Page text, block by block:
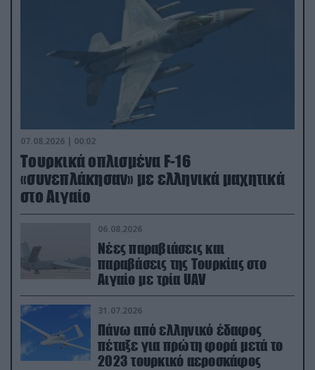
07.08.2026 | 00:02
Τουρκικά οπλισμένα F-16
«συνεπλάκησαν» με ελληνικά μαχητικά
στο Αιγαίο
06.08.2026
Νέες παραβιάσεις και
παραβάσεις της Τουρκίας στο
Αιγαίο με τρία UAV
31.07.2026
Πάνω από ελληνικό έδαφος
πέταξε για πρώτη φορά μετά το
2023 τουρκικό αεροσκάφος